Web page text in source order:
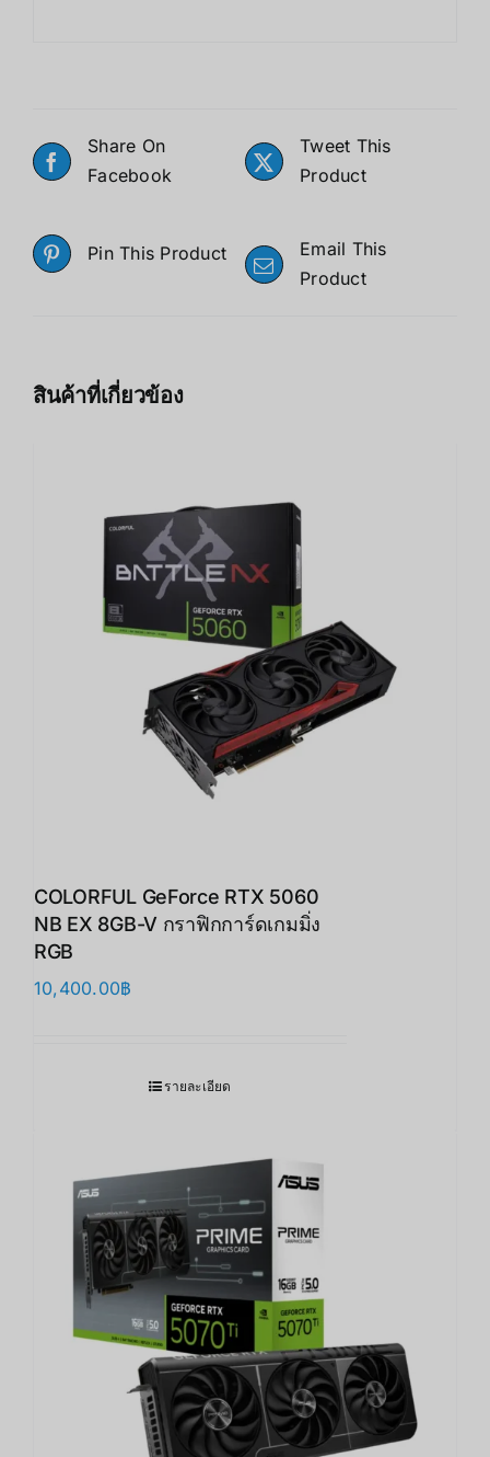
Share On
Facebook
Tweet This
Product
Pin This Product
Email This
Product
สินค้าที่เกี่ยวข้อง
COLORFUL GeForce RTX 5060
NB EX 8GB-V กราฟิกการ์ดเกมมิ่ง
RGB
10,400.00฿
รายละเอียด